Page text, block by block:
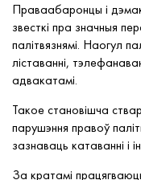
Праваабаронцы і
звесткі пра значныя
палітвязнямі. Наогул
ліставанні,
адвакатамі.
Такое становішча
парушэння правоў
зазнаваць катаванні
За кратамі